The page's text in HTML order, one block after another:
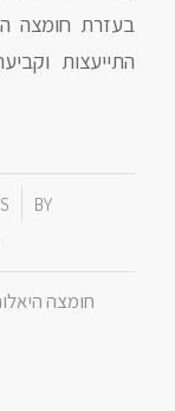
בעזרת חומצה
התייעצות
BY
חומצה